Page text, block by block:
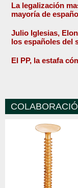
La legalización
mayoría de
Julio Iglesias,
los españoles del
El PP, la estafa